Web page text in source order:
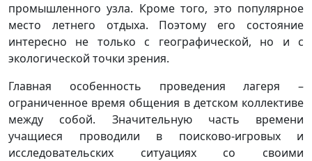
промышленного узла. Кроме того, это популярное
место летнего отдыха. Поэтому его состояние
интересно не только с географической, но и с
экологической точки зрения.
Главная особенность проведения лагеря –
ограниченное время общения в детском коллективе
между собой. Значительную часть времени
учащиеся проводили в поисково-игровых и
исследовательских ситуациях со своими